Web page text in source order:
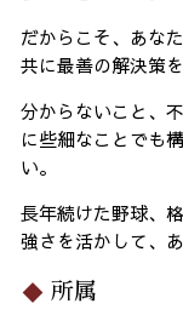
だからこそ、あな
共に最善の解決策
分からないこと、
に些細なことでも
い。
長年続けた野球、
強さを活かして、
所属